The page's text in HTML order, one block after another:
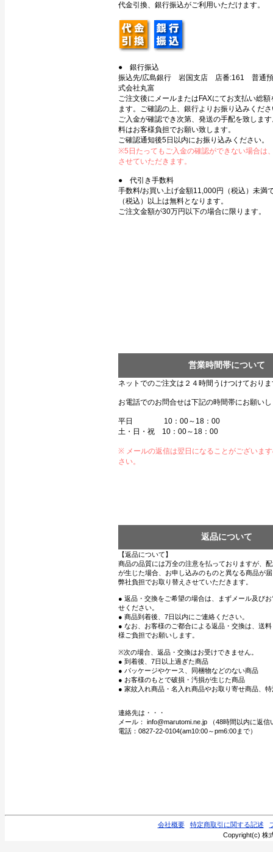
代金引換、銀行振込がご利用いただけます。
● 銀行振込
振込先/広島銀行 岩国支店 店番:161 普通
式会社丸富
ご注文後にメールまたはFAXにてお支払い総
ます。ご確認の上、銀行よりお振り込みくだ
ご入金が確認でき次第、発送の手配を致しま
料はお客様負担でお願い致します。
ご確認通知後5日以内にお振り込みください。
※5日たってもご入金の確認ができない場合は
させていただきます。
● 代引き手数料
手数料/お買い上げ金額11,000円（税込）未満
（税込）以上は無料となります。
ご注文金額が30万円以下の場合に限ります。
営業時間帯について
ネットでのご注文は２４時間うけつけており
お電話でのお問合せは下記の時間帯にお願い
平日 10：00～18：00
土・日・祝 10：00～18：00
※ メールの返信は翌日になることがございま
さい。
返品について
【返品について】
商品の品質には万全の注意を払っておりますが、
が生じた場合、お申し込みのものと異なる商品が
弊社負担でお取り替えさせていただきます。
● 返品・交換をご希望の場合は、まずメール及び
せください。
● 商品到着後、7日以内にご連絡ください。
● なお、お客様のご都合による返品・交換は、送
様ご負担でお願いします。
※次の場合、返品・交換はお受けできません。
● 到着後、7日以上過ぎた商品
● パッケージやケース、同梱物などのない商品
● お客様のもとで破損・汚損が生じた商品
● 家紋入れ商品・名入れ商品やお取り寄せ商品、
連絡先は・・・
メール： info@marutomi.ne.jp （48時間以内に返信
電話：0827-22-0104(am10:00～pm6:00まで）
会社概要 特定商取引に関する記述
Copyright(c) 株